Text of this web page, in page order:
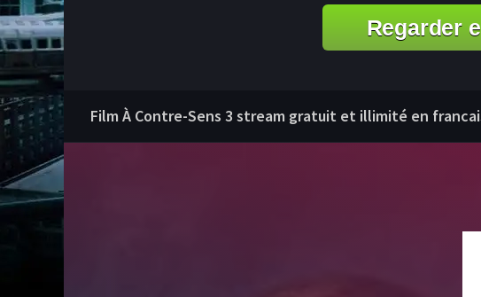
Regarder
Film À Contre-Sens 3 stream gratuit et illimité en